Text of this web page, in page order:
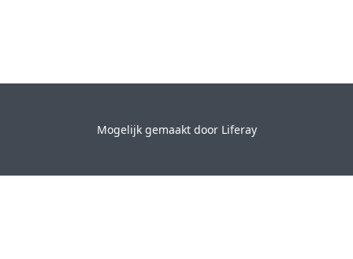
Mogelijk gemaakt door Liferay